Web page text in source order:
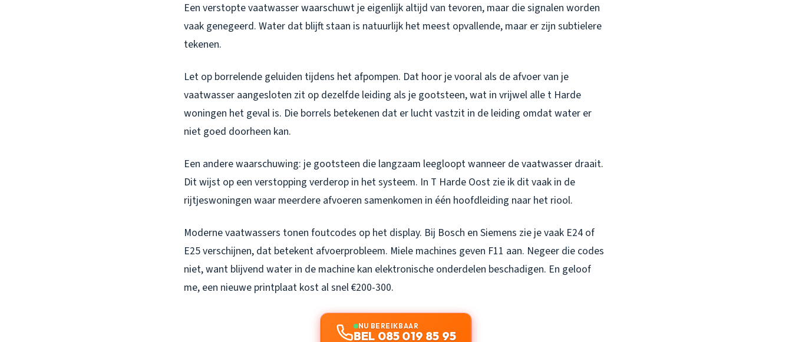
Een verstopte vaatwasser waarschuwt je eigenlijk altijd van tevoren, maar die signalen worden
vaak genegeerd. Water dat blijft staan is natuurlijk het meest opvallende, maar er zijn subtielere
tekenen.
Let op borrelende geluiden tijdens het afpompen. Dat hoor je vooral als de afvoer van je
vaatwasser aangesloten zit op dezelfde leiding als je gootsteen, wat in vrijwel alle t Harde
woningen het geval is. Die borrels betekenen dat er lucht vastzit in de leiding omdat water er
niet goed doorheen kan.
Een andere waarschuwing: je gootsteen die langzaam leegloopt wanneer de vaatwasser draait.
Dit wijst op een verstopping verderop in het systeem. In T Harde Oost zie ik dit vaak in de
rijtjeswoningen waar meerdere afvoeren samenkomen in één hoofdleiding naar het riool.
Moderne vaatwassers tonen foutcodes op het display. Bij Bosch en Siemens zie je vaak E24 of
E25 verschijnen, dat betekent afvoerprobleem. Miele machines geven F11 aan. Negeer die codes
niet, want blijvend water in de machine kan elektronische onderdelen beschadigen. En geloof
me, een nieuwe printplaat kost al snel €200-300.
NU BEREIKBAAR
BEL 085 019 85 95